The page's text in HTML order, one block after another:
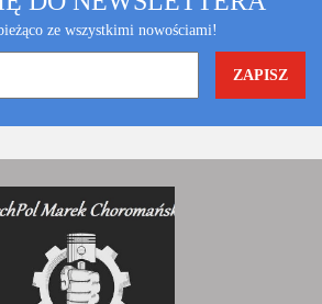
ze wszystkimi nowościami!